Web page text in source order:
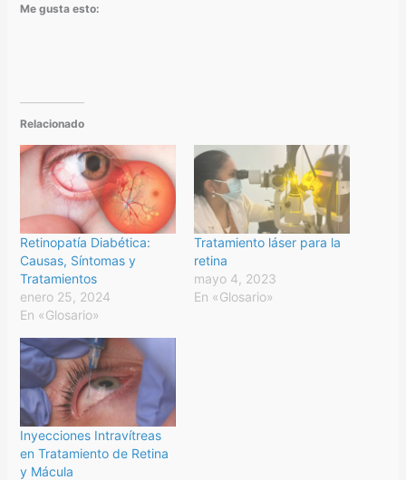
Me gusta esto:
Relacionado
Retinopatía Diabética:
Causas, Síntomas y
Tratamientos
enero 25, 2024
En «Glosario»
Tratamiento láser para la
retina
mayo 4, 2023
En «Glosario»
Inyecciones Intravítreas
en Tratamiento de Retina
y Mácula